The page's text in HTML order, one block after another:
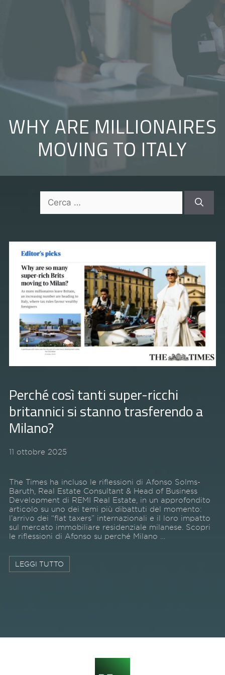
WHY ARE MILLIONAIRES
MOVING TO ITALY
per:
Perché così tanti super-ricchi
britannici si stanno trasferendo a
Milano?
11 ottobre 2025
The Times ha incluso le riflessioni di Afonso Solms-
Baruth, Real Estate Consultant & Head of Business
Development di REMI Real Estate, in un approfondito
articolo su uno dei temi più dibattuti del momento:
l’arrivo dei “flat taxers” internazionali e il loro impatto
sul mercato immobiliare residenziale milanese. Scopri
le riflessioni di Afonso su perché Milano …
LEGGI TUTTO